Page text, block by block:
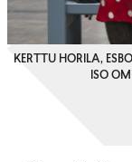
KERTTU HORILA,
ISO